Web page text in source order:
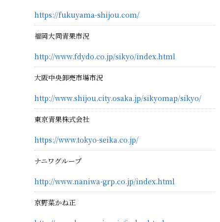
https://fukuyama-shijou.com/
福岡大同青果市況
http://www.fdydo.co.jp/sikyo/index.html
大阪中央卸売市場市況
http://www.shijou.city.osaka.jp/sikyomap/sikyo/
東京青果株式会社
https://www.tokyo-seika.co.jp/
ナニワグループ
http://www.naniwa-grp.co.jp/index.html
京野菜かね正